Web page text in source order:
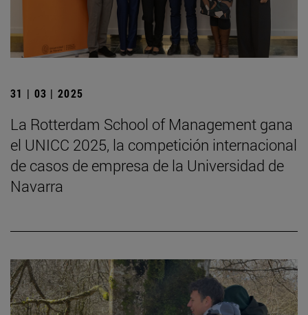
31 | 03 | 2025
La Rotterdam School of Management gana
el UNICC 2025, la competición internacional
de casos de empresa de la Universidad de
Navarra